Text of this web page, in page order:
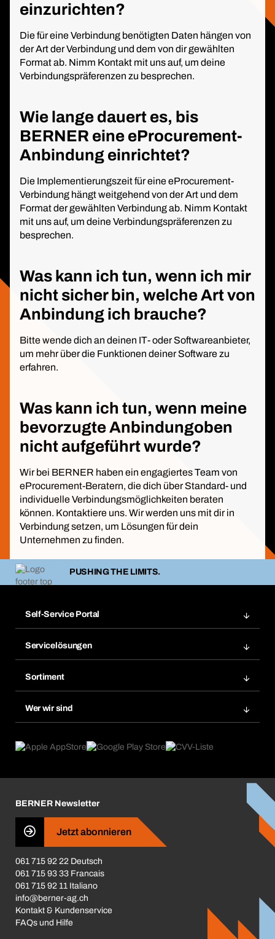
einzurichten?
Die für eine Verbindung benötigten Daten hängen von
der Art der Verbindung und dem von dir gewählten
Format ab. Nimm Kontakt mit uns auf, um deine
Verbindungspräferenzen zu besprechen.
Wie lange dauert es, bis
BERNER eine eProcurement-
Anbindung einrichtet?
Die Implementierungszeit für eine eProcurement-
Verbindung hängt weitgehend von der Art und dem
Format der gewählten Verbindung ab. Nimm Kontakt
mit uns auf, um deine Verbindungspräferenzen zu
besprechen.
Was kann ich tun, wenn ich mir
nicht sicher bin, welche Art von
Anbindung ich brauche?
Bitte wende dich an deinen IT- oder Softwareanbieter,
um mehr über die Funktionen deiner Software zu
erfahren.
Was kann ich tun, wenn meine
bevorzugte Anbindungoben
nicht aufgeführt wurde?
Wir bei BERNER haben ein engagiertes Team von
eProcurement-Beratern, die dich über Standard- und
individuelle Verbindungsmöglichkeiten beraten
können. Kontaktiere uns. Wir werden uns mit dir in
Verbindung setzen, um Lösungen für dein
Unternehmen zu finden.
PUSHING THE LIMITS.
Self-Service Portal
Merklisten
Nachbestellung
Dauerauftrag
Servicelösungen
Gefahrenstoffdatenbank
eProcurement
Produktfinder
Sortiment
Wer wir sind
Was uns antreibt
Business Conduct
BERNER Newsletter
Jetzt abonnieren
061 715 92 22 Deutsch
061 715 93 33 Francais
061 715 92 11 Italiano
info@berner-ag.ch
Kontakt & Kundenservice
FAQs und Hilfe